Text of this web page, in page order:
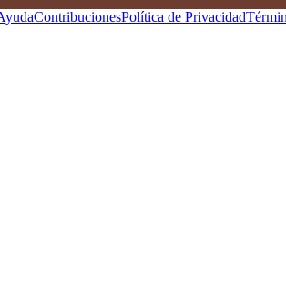
ContribucionesPolítica de Privacidad